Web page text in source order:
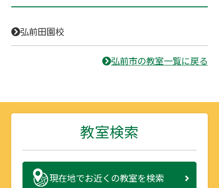
弘前田園校
弘前市の教室一覧に戻る
教室検索
現在地でお近くの教室を検索